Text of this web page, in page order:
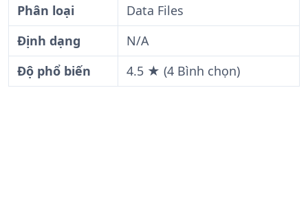
Phân loại
Data Files
Định dạng
N/A
Độ phổ biến
4.5 ★ (4 Bình chọn)